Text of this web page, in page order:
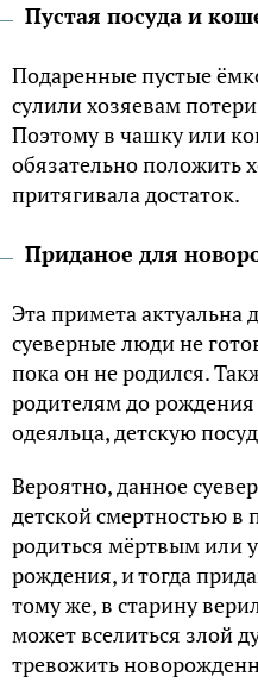
Пустая посуда и
Подаренные пустые
сулили хозяевам
Поэтому в чашку или
обязательно положить
притягивала достаток.
Приданое для
Эта примета актуальна
суеверные люди не
пока он не родился.
родителям до
одеяльца, детскую
Вероятно, данное
детской смертностью
родиться мёртвым или
рождения, и тогда
тому же, в старину
может вселиться злой
тревожить